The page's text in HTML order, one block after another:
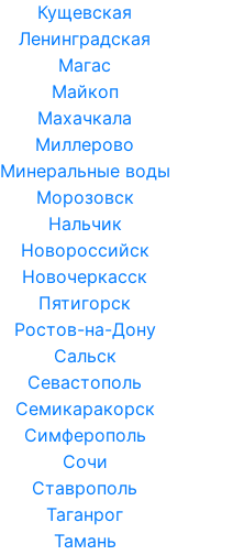
Кущевская
Ленинградская
Магас
Майкоп
Махачкала
Миллерово
Минеральные воды
Морозовск
Нальчик
Новороссийск
Новочеркасск
Пятигорск
Ростов-на-Дону
Сальск
Севастополь
Семикаракорск
Симферополь
Сочи
Ставрополь
Таганрог
Тамань